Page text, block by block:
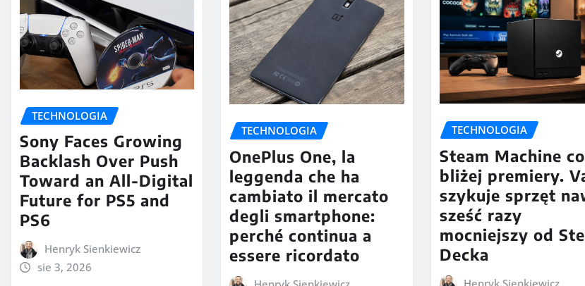
TECHNOLOGIA
Sony Faces Growing
Backlash Over Push
Toward an All-Digital
Future for PS5 and
PS6
Henryk Sienkiewicz
sie 3, 2026
TECHNOLOGIA
OnePlus One, la
leggenda che ha
cambiato il mercato
degli smartphone:
perché continua a
essere ricordato
TECHNOLOGIA
Steam Machine
bliżej premiery.
szykuje sprzęt
sześć razy
mocniejszy od
Decka
Henryk Sienkiewicz